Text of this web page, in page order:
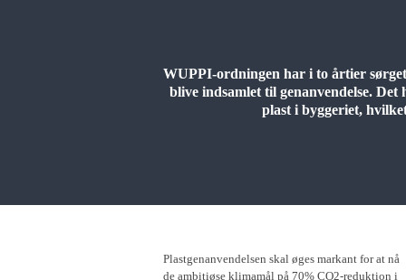
WUPPI-ordningen har i to årtier
blive indsamlet til genanvendelse.
plast i byggeriet,
Plastgenanvendelsen skal øges markant for at nå
de ambitiøse klimamål på 70% CO2-reduktion i